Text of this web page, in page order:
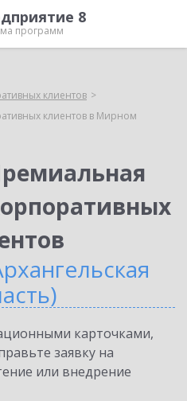
8
программ
клиентов
клиентов в Мирном
карточками,
заявку на
или внедрение